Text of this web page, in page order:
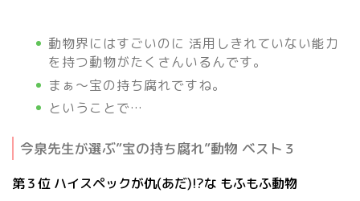
動物界にはすごいのに 活用しきれていない能力
を持つ動物がたくさんいるんです。
まぁ～宝の持ち腐れですね。
ということで…
今泉先生が選ぶ”宝の持ち腐れ”動物 ベスト３
第３位 ハイスペックが仇(あだ)!?な もふもふ動物